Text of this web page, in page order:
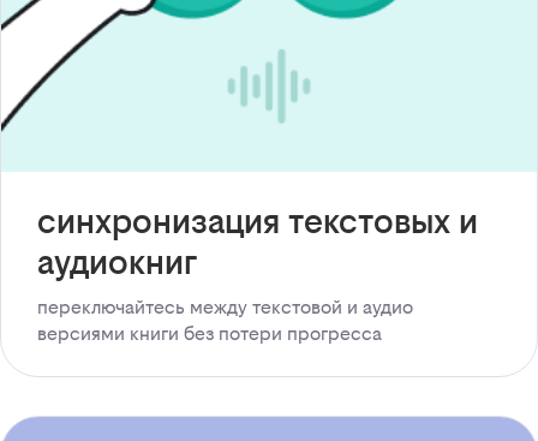
синхронизация текстовых и
аудиокниг
переключайтесь между текстовой и аудио
версиями книги без потери прогресса